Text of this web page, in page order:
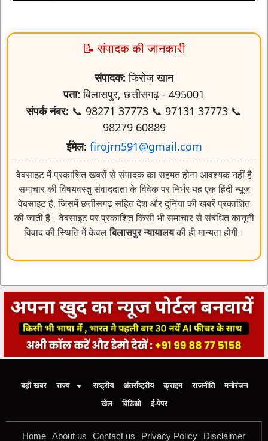
📝 संपादक की जानकारी
संपादक: फिरोज खान
पता: बिलासपुर, छत्तीसगढ़ - 495001
संपर्क नंबर: 📞 98271 37773 📞 97131 37773 📞
98279 60889
ईमेल: firojrn591@gmail.com
वेबसाइट में प्रकाशित खबरों से संपादक का सहमत होना आवश्यक नहीं है
समाचार की विषयवस्तु संवाददाता के विवेक पर निर्भर यह एक हिंदी न्यूज़
वेबसाइट है, जिसमें छत्तीसगढ़ सहित देश और दुनिया की खबरें प्रकाशित
की जाती हैं। वेबसाइट पर प्रकाशित किसी भी समाचार से संबंधित कानूनी
विवाद की स्थिति में केवलबिलासपुर न्यायालयकी ही मान्यता होगी।
बड़ी खबर राज्य राष्ट्रीय अंतर्राष्ट्रीय क्राइम राजनीति
मनोरंजन
खेल
विडिओ ई-पेपर
Home About us Contact us Privacy Policy Disclaimer